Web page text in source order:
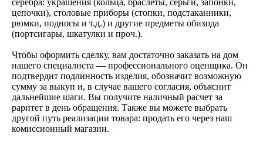
серебра: украшения (кольца, браслеты, серьги, запонки,
цепочки), столовые приборы (стопки, подстаканники,
рюмки, подносы и т.д.) и другие предметы обихода
(портсигары, шкатулки и проч.).
Чтобы оформить сделку, вам достаточно заказать на дом
нашего специалиста — профессионального оценщика. Он
подтвердит подлинность изделия, обозначит возможную
сумму за выкуп и, в случае вашего согласия, объяснит
дальнейшие шаги. Вы получите наличный расчет за
раритет в день обращения. Также вы можете выбрать
другой путь реализации товара: продать его через наш
комиссионный магазин.